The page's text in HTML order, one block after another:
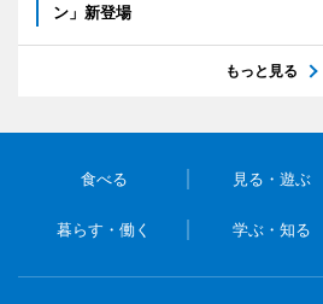
ン」新登場
もっと見る
食べる 見る・遊ぶ
暮らす・働く 学ぶ・知る